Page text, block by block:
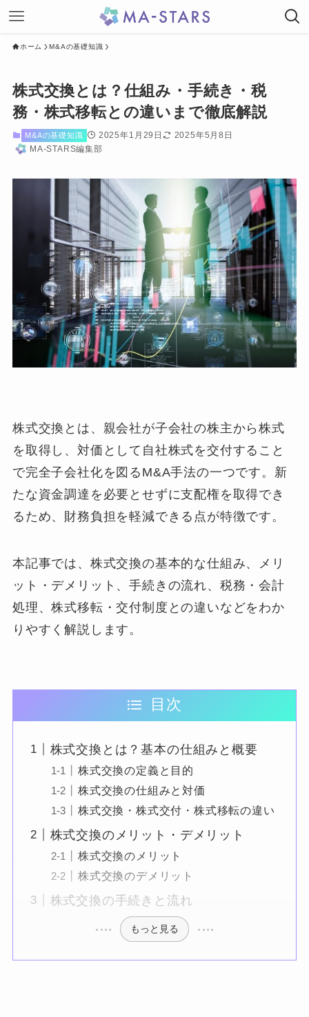
ホーム M&Aの基礎知識
株式交換とは？仕組み・手続き・税
務・株式移転との違いまで徹底解説
M&Aの基礎知識 2025年1月29日
2025年5月8日
MA-STARS編集部
株式交換とは、親会社が子会社の株主から株式
を取得し、対価として自社株式を交付すること
で完全子会社化を図るM&A手法の一つです。新
たな資金調達を必要とせずに支配権を取得でき
るため、財務負担を軽減できる点が特徴です。
本記事では、株式交換の基本的な仕組み、メリ
ット・デメリット、手続きの流れ、税務・会計
処理、株式移転・交付制度との違いなどをわか
りやすく解説します。
目次
株式交換とは？基本の仕組みと概要
株式交換の定義と目的
株式交換の仕組みと対価
株式交換・株式交付・株式移転の違い
株式交換のメリット・デメリット
株式交換のメリット
株式交換のデメリット
株式交換の手続きと流れ
もっと見る